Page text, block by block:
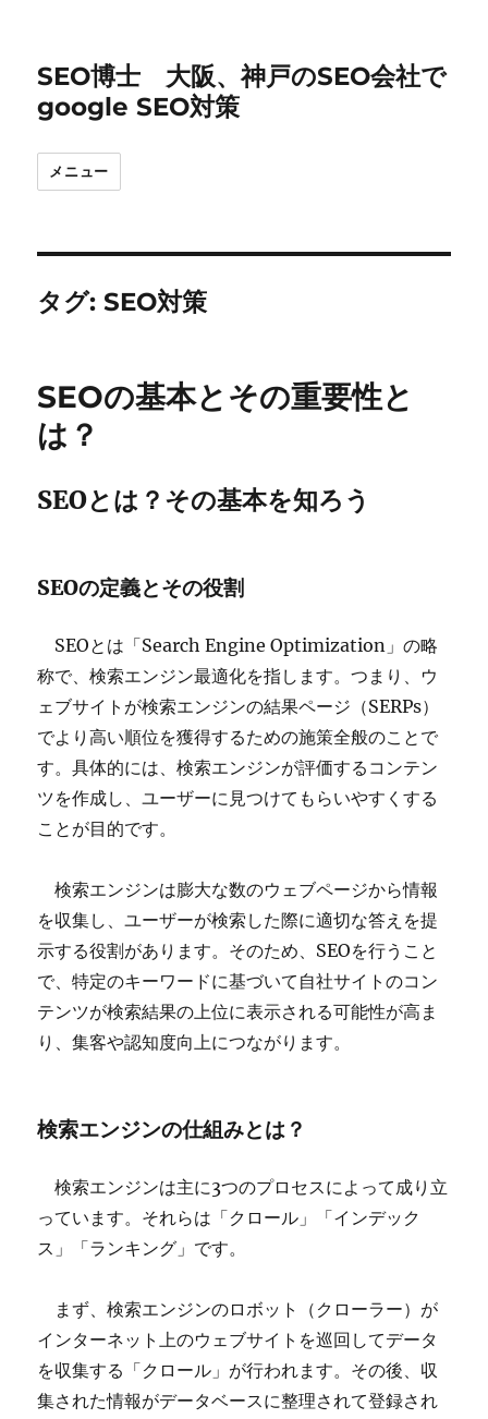
SEO博士 大阪、神戸のSEO会社で
google SEO対策
メニュー
タグ:SEO対策
SEOの基本とその重要性と
は？
SEOとは？その基本を知ろう
SEOの定義とその役割
SEOとは「Search Engine Optimization」の略
称で、検索エンジン最適化を指します。つまり、ウ
ェブサイトが検索エンジンの結果ページ（SERPs）
でより高い順位を獲得するための施策全般のことで
す。具体的には、検索エンジンが評価するコンテン
ツを作成し、ユーザーに見つけてもらいやすくする
ことが目的です。
検索エンジンは膨大な数のウェブページから情報
を収集し、ユーザーが検索した際に適切な答えを提
示する役割があります。そのため、SEOを行うこと
で、特定のキーワードに基づいて自社サイトのコン
テンツが検索結果の上位に表示される可能性が高ま
り、集客や認知度向上につながります。
検索エンジンの仕組みとは？
検索エンジンは主に3つのプロセスによって成り立
っています。それらは「クロール」「インデック
ス」「ランキング」です。
まず、検索エンジンのロボット（クローラー）が
インターネット上のウェブサイトを巡回してデータ
を収集する「クロール」が行われます。その後、収
集された情報がデータベースに整理されて登録され